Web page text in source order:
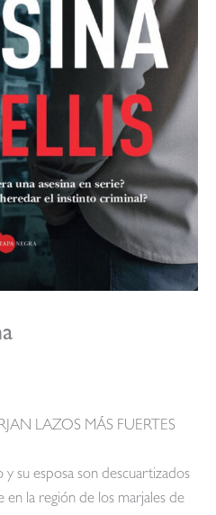
LAZOS MÁS FUERTES
su esposa son descuartizados
en la región de los marjales de